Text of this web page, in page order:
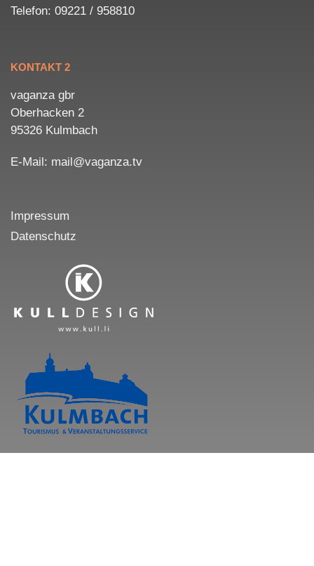
Telefon: 09221 / 958810
KONTAKT 2
vaganza gbr
Oberhacken 2
95326 Kulmbach
E-Mail: mail@vaganza.tv
Impressum
Datenschutz